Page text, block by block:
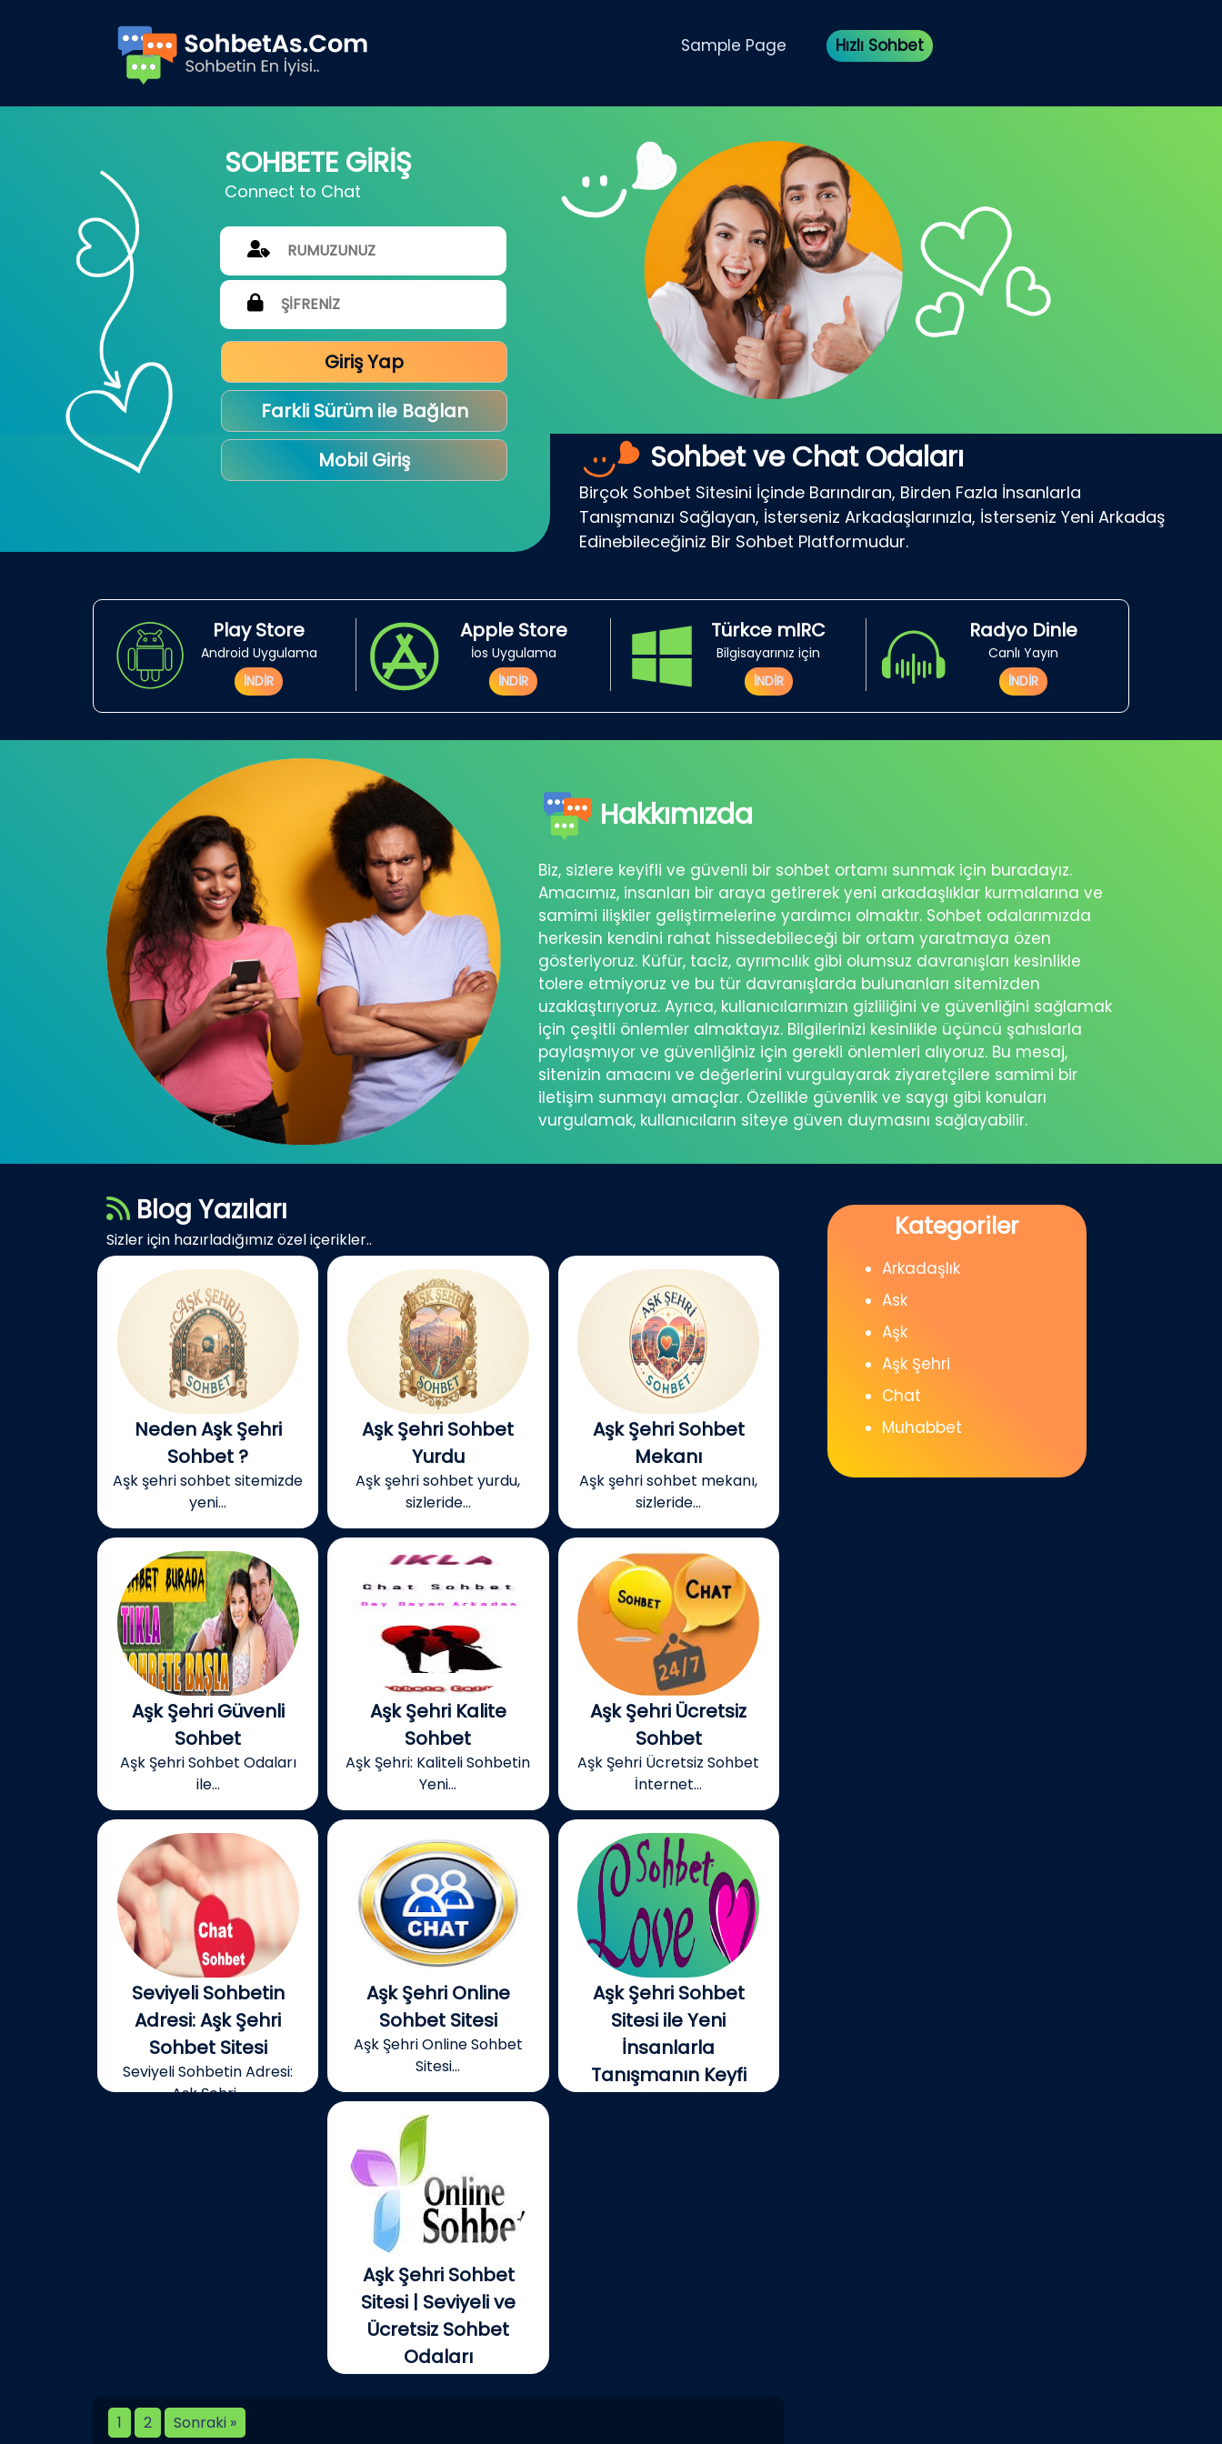
Sample Page Hızlı Sohbet
SOHBETE GİRİŞ
Connect to Chat
Giriş Yap
Farkli Sürüm ile Bağlan
Mobil Giriş
Sohbet ve Chat Odaları
Birçok Sohbet Sitesini İçinde Barındıran, Birden Fazla İnsanlarla
Tanışmanızı Sağlayan, İsterseniz Arkadaşlarınızla, İsterseniz Yeni Arkadaş
Edinebileceğiniz Bir Sohbet Platformudur.
Play Store
Android Uygulama
İNDİR
Apple Store
İos Uygulama
İNDİR
Türkce mIRC
Bilgisayarınız için
İNDİR
Radyo Dinle
Canlı Yayın
İNDİR
Hakkımızda
Biz, sizlere keyifli ve güvenli bir sohbet ortamı sunmak için buradayız.
Amacımız, insanları bir araya getirerek yeni arkadaşlıklar kurmalarına ve
samimi ilişkiler geliştirmelerine yardımcı olmaktır. Sohbet odalarımızda
herkesin kendini rahat hissedebileceği bir ortam yaratmaya özen
gösteriyoruz. Küfür, taciz, ayrımcılık gibi olumsuz davranışları kesinlikle
tolere etmiyoruz ve bu tür davranışlarda bulunanları sitemizden
uzaklaştırıyoruz. Ayrıca, kullanıcılarımızın gizliliğini ve güvenliğini sağlamak
için çeşitli önlemler almaktayız. Bilgilerinizi kesinlikle üçüncü şahıslarla
paylaşmıyor ve güvenliğiniz için gerekli önlemleri alıyoruz. Bu mesaj,
sitenizin amacını ve değerlerini vurgulayarak ziyaretçilere samimi bir
iletişim sunmayı amaçlar. Özellikle güvenlik ve saygı gibi konuları
vurgulamak, kullanıcıların siteye güven duymasını sağlayabilir.
Blog Yazıları
Sizler için hazırladığımız özel içerikler..
Neden Aşk Şehri
Sohbet ?
Aşk şehri sohbet sitemizde
yeni...
Aşk Şehri Sohbet
Yurdu
Aşk şehri sohbet yurdu,
sizleride...
Aşk Şehri Sohbet
Mekanı
Aşk şehri sohbet mekanı,
sizleride...
Aşk Şehri Güvenli
Sohbet
Aşk Şehri Sohbet Odaları
ile...
Aşk Şehri Kalite
Sohbet
Aşk Şehri: Kaliteli Sohbetin
Yeni...
Aşk Şehri Ücretsiz
Sohbet
Aşk Şehri Ücretsiz Sohbet
İnternet...
Seviyeli Sohbetin
Adresi: Aşk Şehri
Sohbet Sitesi
Seviyeli Sohbetin Adresi:
Aşk Şehri...
Aşk Şehri Online
Sohbet Sitesi
Aşk Şehri Online Sohbet
Sitesi...
Aşk Şehri Sohbet
Sitesi ile Yeni
İnsanlarla
Tanışmanın Keyfi
Aşk Şehri Sohbet Sitesi ile...
Aşk Şehri Sohbet
Sitesi | Seviyeli ve
Ücretsiz Sohbet
Odaları
Aşk şehri sohbet sitesi
1
2 Sonraki »
Kategoriler
Arkadaşlık
Ask
Aşk
Aşk Şehri
Chat
Muhabbet